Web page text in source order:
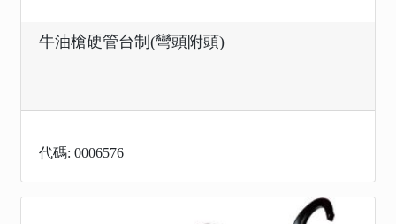
牛油槍硬管台制(彎頭附頭)
代碼: 0006576